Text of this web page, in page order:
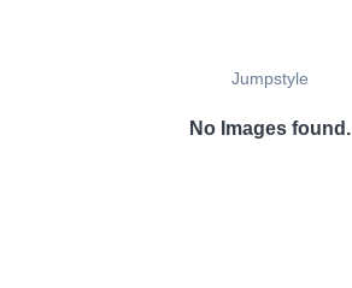
Jumpstyle
No Images found.